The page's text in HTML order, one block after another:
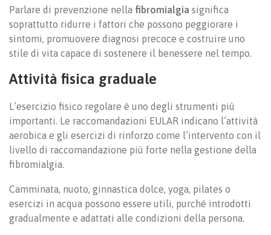
Parlare di prevenzione nella fibromialgia significa
soprattutto ridurre i fattori che possono peggiorare i
sintomi, promuovere diagnosi precoce e costruire uno
stile di vita capace di sostenere il benessere nel tempo.
Attività fisica graduale
L’esercizio fisico regolare è uno degli strumenti più
importanti. Le raccomandazioni EULAR indicano l’attività
aerobica e gli esercizi di rinforzo come l’intervento con il
livello di raccomandazione più forte nella gestione della
fibromialgia.
Camminata, nuoto, ginnastica dolce, yoga, pilates o
esercizi in acqua possono essere utili, purché introdotti
gradualmente e adattati alle condizioni della persona.